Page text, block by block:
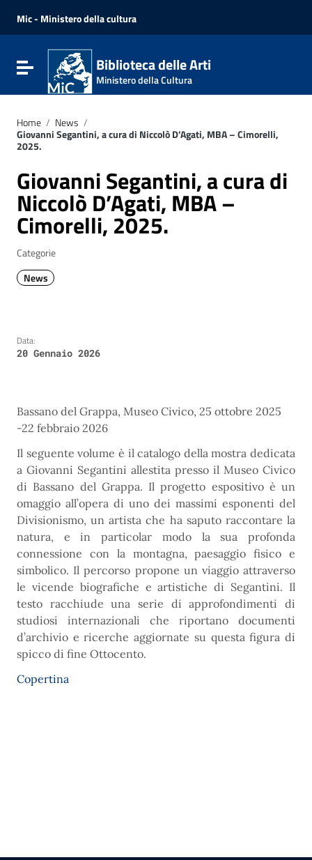
Vai al menu di navigazione
Vai al footer
Mic - Ministero della cultura
Attiva / disattiva la navigazione
Biblioteca delle Arti
Ministero della Cultura
Home / News /
Giovanni Segantini, a cura di Niccolò D’Agati, MBA – Cimorelli,
2025.
Giovanni Segantini, a cura di
Niccolò D’Agati, MBA –
Cimorelli, 2025.
Categorie
News
Data:
20 Gennaio 2026
Bassano del Grappa, Museo Civico, 25 ottobre 2025
-22 febbraio 2026
Il seguente volume è il catalogo della mostra dedicata
a Giovanni Segantini allestita presso il Museo Civico
di Bassano del Grappa. Il progetto espositivo è un
omaggio all’opera di uno dei massimi esponenti del
Divisionismo, un artista che ha saputo raccontare la
natura, e in particolar modo la sua profonda
connessione con la montagna, paesaggio fisico e
simbolico. Il percorso propone un viaggio attraverso
le vicende biografiche e artistiche di Segantini. Il
testo racchiude una serie di approfondimenti di
studiosi internazionali che riportano documenti
d’archivio e ricerche aggiornate su questa figura di
spicco di fine Ottocento.
Copertina